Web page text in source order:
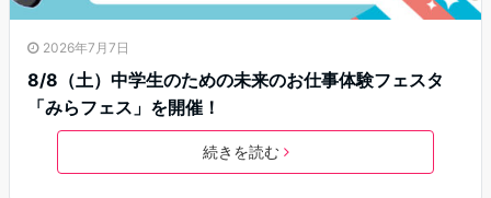
2026年7月7日
8/8（土）中学生のための未来のお仕事体験フェスタ
「みらフェス」を開催！
続きを読む